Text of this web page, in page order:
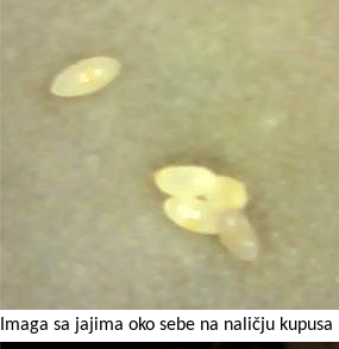
Imaga sa jajima oko sebe na naličju kupusa